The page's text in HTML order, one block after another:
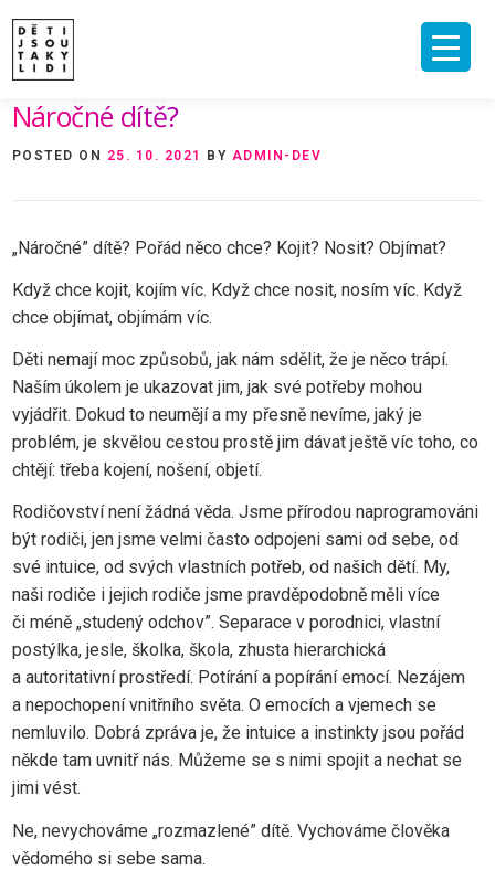
content
ÚVOD
O MNĚ A O PROJEKTU
VIDEA A ROZHOVORY
ARCHIV ČLÁNKŮ
Náročné dítě?
POSTED ON 25. 10. 2021 BY ADMIN-DEV
„Náročné” dítě? Pořád něco chce? Kojit? Nosit? Objímat?
Když chce kojit, kojím víc. Když chce nosit, nosím víc. Když
chce objímat, objímám víc.
Děti nemají moc způsobů, jak nám sdělit, že je něco trápí.
Naším úkolem je ukazovat jim, jak své potřeby mohou
vyjádřit. Dokud to neumějí a my přesně nevíme, jaký je
problém, je skvělou cestou prostě jim dávat ještě víc toho, co
chtějí: třeba kojení, nošení, objetí.
Rodičovství není žádná věda. Jsme přírodou naprogramováni
být rodiči, jen jsme velmi často odpojeni sami od sebe, od
své intuice, od svých vlastních potřeb, od našich dětí. My,
naši rodiče i jejich rodiče jsme pravděpodobně měli více
či méně „studený odchov”. Separace v porodnici, vlastní
postýlka, jesle, školka, škola, zhusta hierarchická
a autoritativní prostředí. Potírání a popírání emocí. Nezájem
a nepochopení vnitřního světa. O emocích a vjemech se
nemluvilo. Dobrá zpráva je, že intuice a instinkty jsou pořád
někde tam uvnitř nás. Můžeme se s nimi spojit a nechat se
jimi vést.
Ne, nevychováme „rozmazlené” dítě. Vychováme člověka
vědomého si sebe sama.